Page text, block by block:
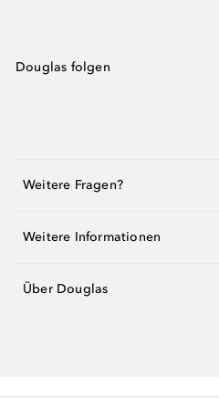
Douglas folgen
Weitere Fragen?
Weitere Informationen
Über Douglas